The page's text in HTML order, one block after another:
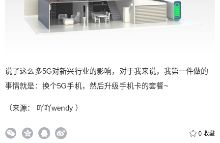
说了这么多5G对新兴行业的影响，对于我来说，我第一件做的
事情就是：换个5G手机，然后升级手机卡的套餐~
（来源： 吖吖wendy ）
0 收藏